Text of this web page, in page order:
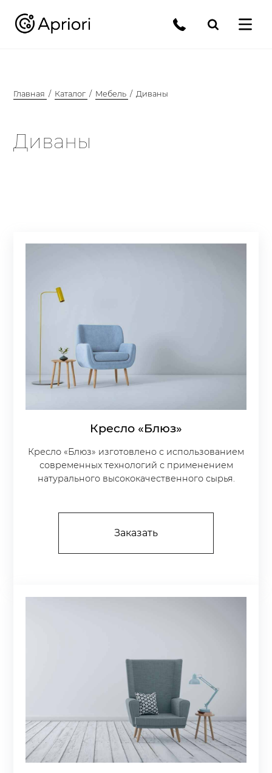
Главная Каталог Мебель Диваны
Диваны
Кресло «Блюз»
Кресло «Блюз» изготовлено с использованием
современных технологий с применением
натурального высококачественного сырья.
Заказать